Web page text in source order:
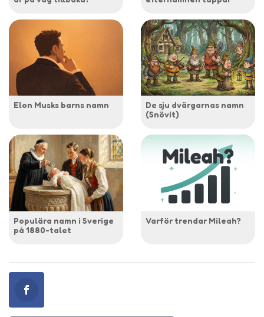
Elon Musks barns namn
De sju dvärgarnas namn
(Snövit)
Populära namn i Sverige
på 1880-talet
Varför trendar Mileah?